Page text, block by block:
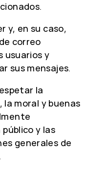
y, en su caso,
correo
usuarios y
sus mensajes.
la
la moral y buenas
y las
generales de